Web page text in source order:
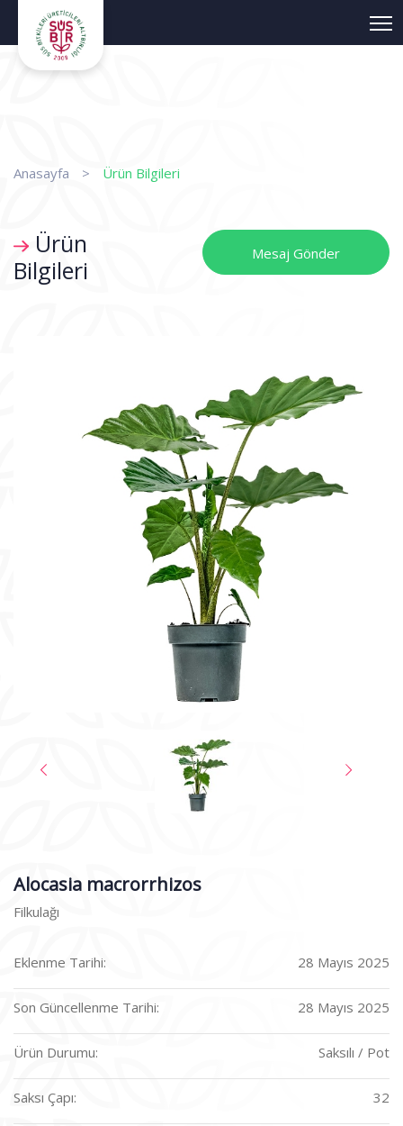
Anasayfa > Ürün Bilgileri
Ürün
Bilgileri
Mesaj Gönder
Alocasia macrorrhizos
Filkulağı
Eklenme Tarihi: 28 Mayıs 2025
Son Güncellenme Tarihi: 28 Mayıs 2025
Ürün Durumu: Saksılı / Pot
Saksı Çapı: 32